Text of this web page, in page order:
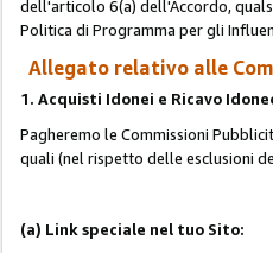
dell'articolo 6(a) dell'Accordo,
Politica di Programma per gli
Allegato relativo alle
1. Acquisti Idonei e Ricavo
Pagheremo le Commissioni
quali (nel rispetto delle esclusioni
(a) Link speciale nel tuo Sito: